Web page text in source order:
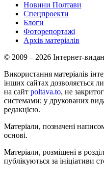
Новини Полтави
Спецпроекти
Блоги
Фоторепортажі
Архів матеріалів
© 2009 – 2026 Інтернет-
Використання матеріалів
інших сайтах дозволяється
на сайт poltava.to, не
системами; у друкованих
редакцією.
Матеріали, позначені
основі.
Матеріали, розміщені в
публікуються за ініціативи